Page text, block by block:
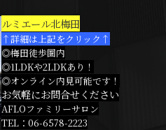
ルミエール北梅田
↑詳細は上記をクリック↑
◎梅田徒歩圏内
◎1LDKや2LDKあり！
◎オンライン内見可能です！
お気軽にお問合せください
AFLOファミリーサロン
TEL：06-6578-2223